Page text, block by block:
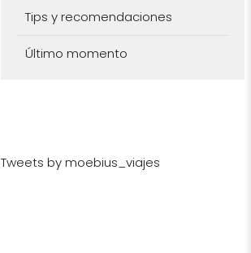
Tips y recomendaciones
Último momento
Tweets by moebius_viajes